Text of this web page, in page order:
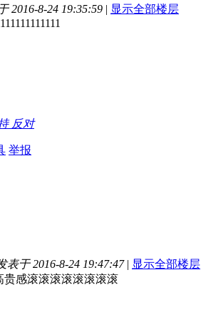
2016-8-24 19:35:59 | 显示全部楼层
反对
举报
表于 2016-8-24 19:47:47 | 显示全部楼层
贵感滚滚滚滚滚滚滚滚